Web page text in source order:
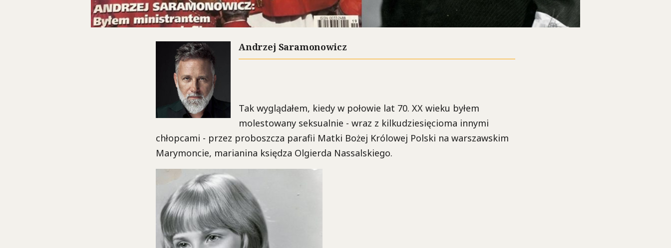
Andrzej Saramonowicz
Tak wyglądałem, kiedy w połowie lat 70. XX wieku byłem
molestowany seksualnie - wraz z kilkudziesięcioma innymi
chłopcami - przez proboszcza parafii Matki Bożej Królowej Polski na warszawskim
Marymoncie, marianina księdza Olgierda Nassalskiego.